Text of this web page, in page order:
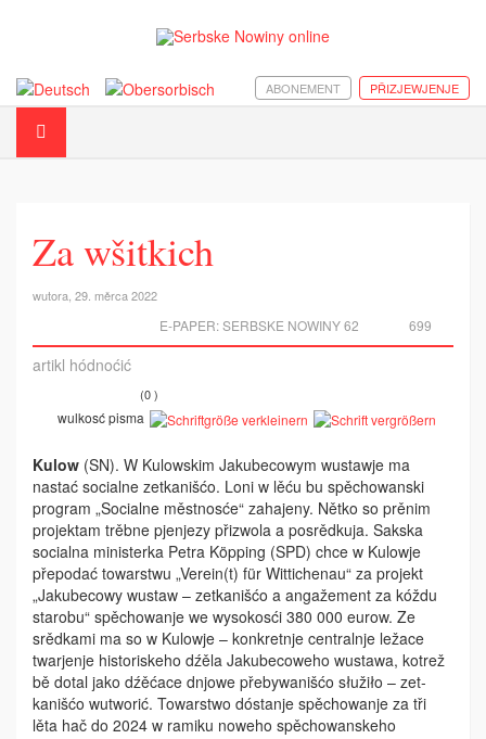
PŘIZJEWJENJE
ABONEMENT
Za wšitkich
wutora, 29. měrca 2022
699
E-PAPER:SERBSKE NOWINY 62
artikl hódnoćić
(0 )
wulkosć pisma
Kulow (SN). W Kulowskim Jakubecowym wustawje ma
nastać socialne zetkanišćo. Loni w lěću bu spěchowanski
program „Socialne městnosće“ zahajeny. Nětko so prěnim
projektam trěbne pjenjezy při­zwola a posrědkuja. Sakska
socialna ministerka Petra Köpping (SPD) chce w Kulowje
přepodać towarstwu ­„Verein(t) für Wittichenau“ za projekt
„Jakubecowy wustaw – zetkanišćo a angažement za kóždu
starobu“ spěchowanje we wyso­kosći 380 000 eurow. Ze
srědkami ma so w Kulowje – konkretnje centralnje ležace
twarjenje historiskeho dźěla Jakubecoweho wustawa, kotrež
bě dotal jako dźěćace dnjowe přebywanišćo słužiło – zet­
kanišćo wutworić. Towarstwo dóstanje spěchowanje za tři
lěta hač do 2024 w ramiku noweho spěchowanskeho